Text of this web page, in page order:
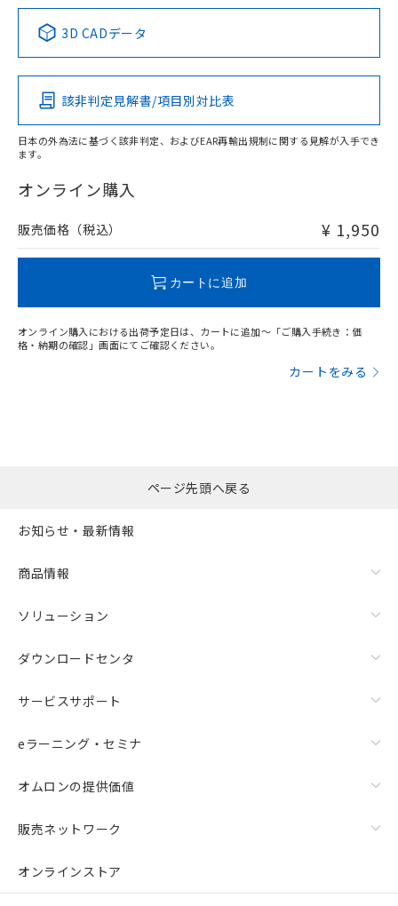
Pb Hg Cd Cr(VI)
O
在庫等で未対応品が混在する可能性があります。
問い合わせください。
この製品の規格認証/適合状況ページへ
その他の認証はこちらのページからご検索ください
3D CADデータ
該非判定見解書/項目別対比表
日本の外為法に基づく該非判定、およびEAR再輸出規制に関する見解が入手でき
ます。
オンライン購入
販売価格（税込） ¥ 1,950
カートに追加
オンライン購入における出荷予定日は、カートに追加～「ご購入手続き：価
格・納期の確認」画面にてご確認ください。
カートをみる
ページ先頭へ戻る
お知らせ・最新情報
商品情報
ソリューション
ダウンロードセンタ
サービスサポート
eラーニング・セミナ
オムロンの提供価値
販売ネットワーク
オンラインストア